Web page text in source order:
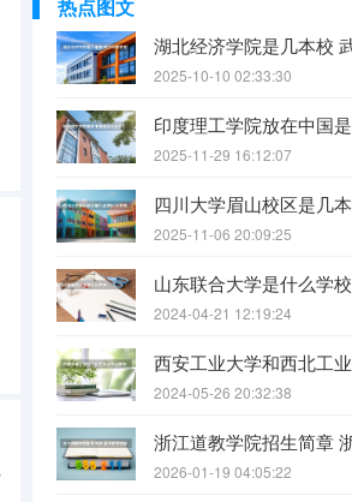
热点图文
2025-10-10 02:33:30
2025-11-29 16:12:07
2025-11-06 20:09:25
山东联合大学是什么学校
2024-04-21 12:19:24
2024-05-26 20:32:38
2026-01-19 04:05:22